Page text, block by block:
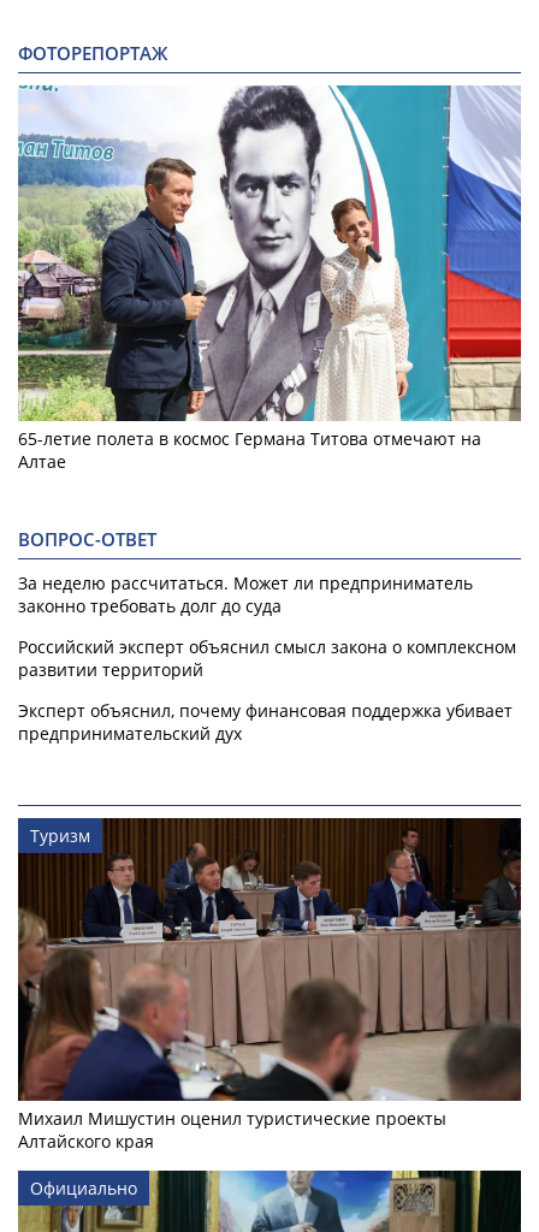
ФОТОРЕПОРТАЖ
65-летие полета в космос Германа Титова отмечают на
Алтае
ВОПРОС-ОТВЕТ
За неделю рассчитаться. Может ли предприниматель
законно требовать долг до суда
Российский эксперт объяснил смысл закона о комплексном
развитии территорий
Эксперт объяснил, почему финансовая поддержка убивает
предпринимательский дух
Туризм
Михаил Мишустин оценил туристические проекты
Алтайского края
Официально